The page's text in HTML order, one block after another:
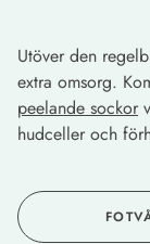
Utöver den
extra omsorg.
peelande sockor
hudceller och